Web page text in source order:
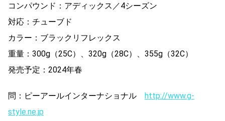
コンパウンド：アディックス／4シーズン
対応：チューブド
カラー：ブラックリフレックス
重量：300g（25C）、320g（28C）、355g（32C）
発売予定：2024年春
問：ピーアールインターナショナル http://www.g-
style.ne.jp